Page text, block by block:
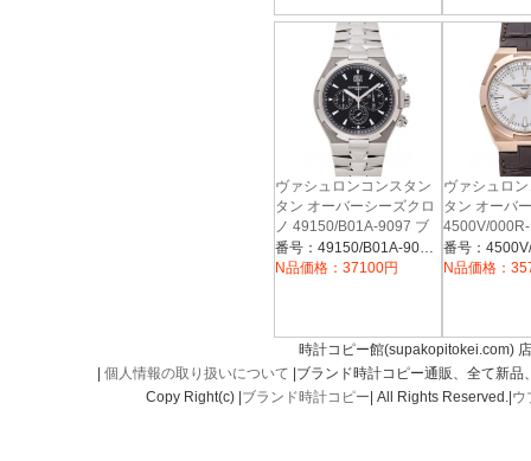
ヴァシュロンコンスタン
タン オーバーシーズクロ
ノ 49150/B01A-9097 ブ
ラック
番号：49150/B01A-9097
N品価格：37100円
ヴァシュロ
タン オーバ
4500V/
バー
N品価格：
時計コピー館(supakopitokei.com)
個人情報の取り扱いについて |ブランド時計コピー通販、全て新
Copy Right(c) | ブランド時計コピー | All Rights Reserved.| ウ